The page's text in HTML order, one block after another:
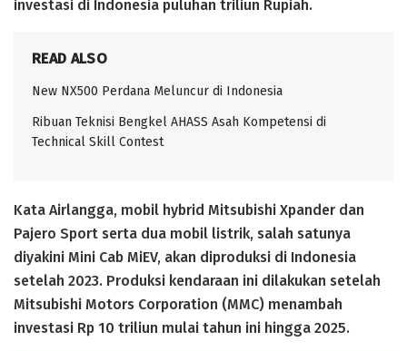
investasi di Indonesia puluhan triliun Rupiah.
READ ALSO
New NX500 Perdana Meluncur di Indonesia
Ribuan Teknisi Bengkel AHASS Asah Kompetensi di
Technical Skill Contest
Kata Airlangga, mobil hybrid Mitsubishi Xpander dan
Pajero Sport serta dua mobil listrik, salah satunya
diyakini Mini Cab MiEV, akan diproduksi di Indonesia
setelah 2023. Produksi kendaraan ini dilakukan setelah
Mitsubishi Motors Corporation (MMC) menambah
investasi Rp 10 triliun mulai tahun ini hingga 2025.